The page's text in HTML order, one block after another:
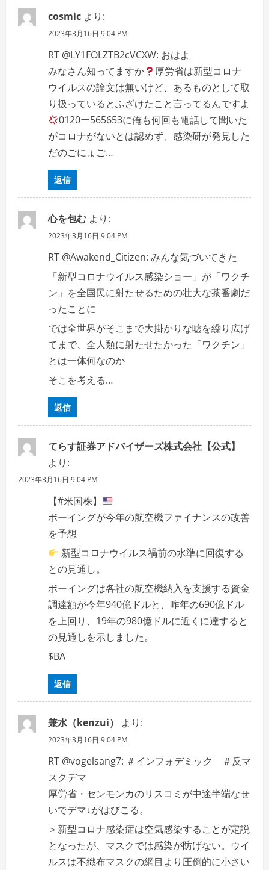
cosmic より:
2023年3月16日 9:04 PM
RT @LY1FOLZTB2cVCXW: おはよ
みなさん知ってますか
厚労省は新型コロナ
ウイルスの論文は無いけど、あるものとして取
り扱っているとふざけたこと言ってるんですよ
0120ー565653に俺も何回も電話して聞いた
がコロナがないとは認めず、感染研が発見した
だのごにょご…
返信
心を包む より:
2023年3月16日 9:04 PM
RT @Awakend_Citizen: みんな気づいてきた
「新型コロナウイルス感染ショー」が「ワクチ
ン」を全国民に射たせるための壮大な茶番劇だ
ったことに
では全世界がそこまで大掛かりな嘘を繰り広げ
てまで、全人類に射たせたかった「ワクチン」
とは一体何なのか
そこを考える…
返信
てらす証券アドバイザーズ株式会社【公式】
より:
2023年3月16日 9:04 PM
【#米国株】
ボーイングが今年の航空機ファイナンスの改善
を予想
新型コロナウイルス禍前の水準に回復する
との見通し。
ボーイングは各社の航空機納入を支援する資金
調達額が今年940億ドルと、昨年の690億ドル
を上回り、19年の980億ドルに近くに達すると
の見通しを示しました。
$BA
返信
兼水（kenzui） より:
2023年3月16日 9:04 PM
RT @vogelsang7: ＃インフォデミック ＃反マ
スクデマ
厚労省・センモンカのリスコミが中途半端なせ
いでデマ↓がはびこる。
＞新型コロナ感染症は空気感染することが定説
となったが、マスクでは感染が防げない。ウイ
ルスは不織布マスクの網目より圧倒的に小さい